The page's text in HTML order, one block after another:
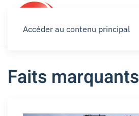
Accéder au contenu principal
Faits marquants